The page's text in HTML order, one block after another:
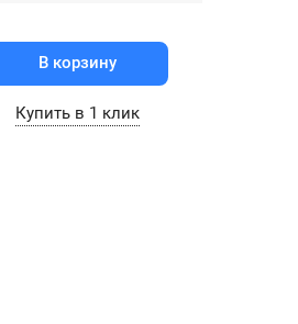
В корзину
Купить в 1 клик